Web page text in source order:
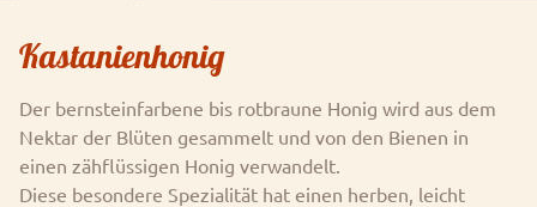
Kastanienhonig
Der bernsteinfarbene bis rotbraune Honig wird aus dem
Nektar der Blüten gesammelt und von den Bienen in
einen zähflüssigen Honig verwandelt.
Diese besondere Spezialität hat einen herben, leicht